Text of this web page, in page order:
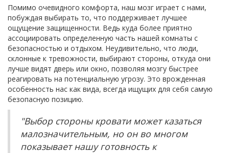
Помимо очевидного комфорта, наш мозг играет с нами,
побуждая выбирать то, что поддерживает лучшее
ощущение защищенности. Ведь куда более приятно
ассоциировать определенную часть нашей комнаты с
безопасностью и отдыхом. Неудивительно, что люди,
склонные к тревожности, выбирают стороны, откуда они
лучше видят дверь или окно, позволяя мозгу быстрее
реагировать на потенциальную угрозу. Это врожденная
особенность нас как вида, всегда ищущих для себя самую
безопасную позицию.
"Выбор стороны кровати может казаться
малозначительным, но он во многом
показывает нашу готовность к